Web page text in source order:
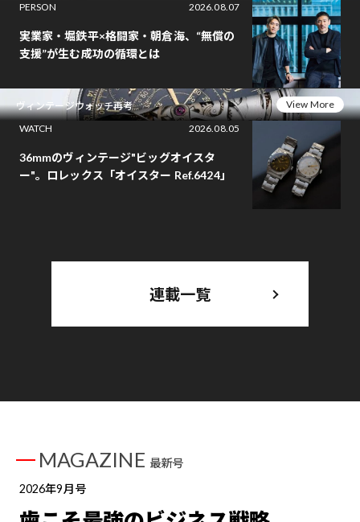
PERSON
2026.08.07
実業家・堀鉄平×格闘家・朝倉海、“無償の
支援”が生む成功の循環とは
ヴィンテージウォッチ再考
View More
WATCH
2026.08.05
36mmのヴィンテージ"ビッグオイスタ
ー"。ロレックス「オイスター Ref.6424」
連載一覧
MAGAZINE 最新号
2026年9月号